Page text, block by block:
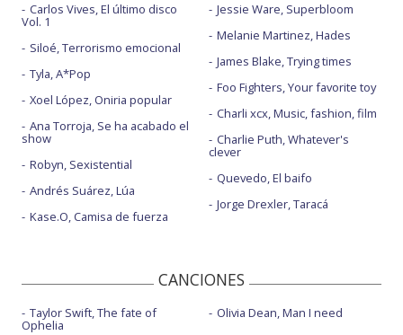
Carlos Vives, El último disco
Vol. 1
Siloé, Terrorismo emocional
Tyla, A*Pop
Xoel López, Oniria popular
Ana Torroja, Se ha acabado el
show
Robyn, Sexistential
Andrés Suárez, Lúa
Kase.O, Camisa de fuerza
Jessie Ware, Superbloom
Melanie Martinez, Hades
James Blake, Trying times
Foo Fighters, Your favorite toy
Charli xcx, Music, fashion, film
Charlie Puth, Whatever's
clever
Quevedo, El baifo
Jorge Drexler, Taracá
CANCIONES
Taylor Swift, The fate of
Ophelia
Olivia Dean, Man I need